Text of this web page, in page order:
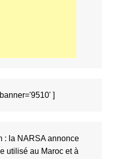
]
: la NARSA annonce
utilisé au Maroc et à